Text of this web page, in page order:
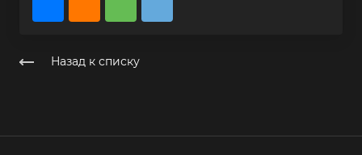
Назад к списку